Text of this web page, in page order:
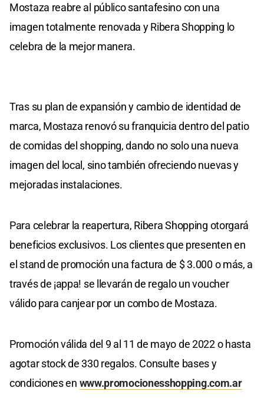
Mostaza reabre al público santafesino con una
imagen totalmente renovada y Ribera Shopping lo
celebra de la mejor manera.
Tras su plan de expansión y cambio de identidad de
marca, Mostaza renovó su franquicia dentro del patio
de comidas del shopping, dando no solo una nueva
imagen del local, sino también ofreciendo nuevas y
mejoradas instalaciones.
Para celebrar la reapertura, Ribera Shopping otorgará
beneficios exclusivos. Los clientes que presenten en
el stand de promoción una factura de $ 3.000 o más, a
través de ¡appa! se llevarán de regalo un voucher
válido para canjear por un combo de Mostaza.
Promoción válida del 9 al 11 de mayo de 2022 o hasta
agotar stock de 330 regalos. Consulte bases y
condiciones en www.promocionesshopping.com.ar